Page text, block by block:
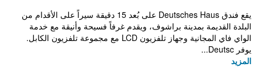
يقع فندق Deutsches Haus على بُعد 15 دقيقة سيراً على الأقدام من
البلدة القديمة بمدينة براشوف، ويقدم غرفاً فسيحة وأنيقة مع خدمة
الواي فاي المجانية وجهاز تلفزيون LCD مع مجموعة تلفزيون الكابل.
يوفر Deutsc...
المزيد